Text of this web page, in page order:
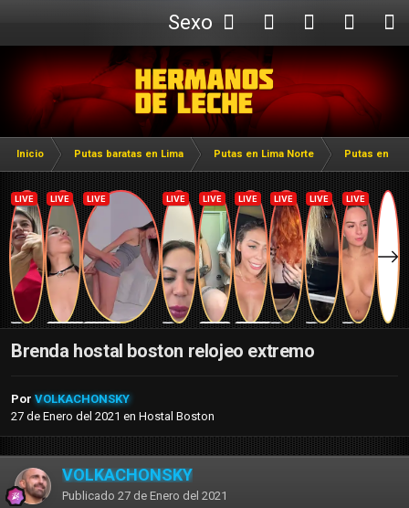
Sexo
Webcam
Inicio Putas baratas en Lima Putas en Lima Norte Putas en
Brenda hostal boston relojeo extremo
Por VOLKACHONSKY
27 de Enero del 2021 en Hostal Boston
VOLKACHONSKY
Publicado 27 de Enero del 2021